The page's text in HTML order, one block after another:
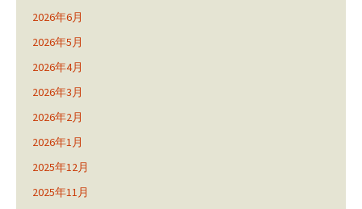
2026年6月
2026年5月
2026年4月
2026年3月
2026年2月
2026年1月
2025年12月
2025年11月